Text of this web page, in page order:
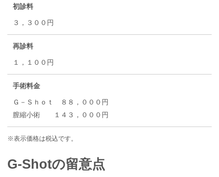
初診料
３，３００円
再診料
１，１００円
手術料金
Ｇ－Ｓｈｏｔ ８８，０００円
膣縮小術 １４３，０００円
※表示価格は税込です。
G-Shotの留意点